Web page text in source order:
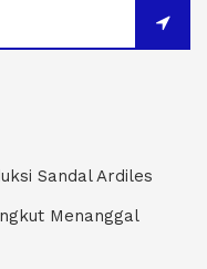
Sandal Ardiles
Menanggal